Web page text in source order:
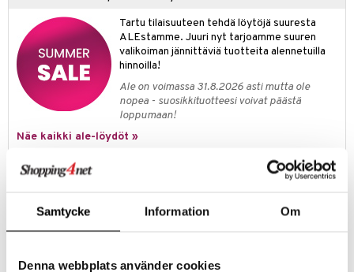
Samtycke Information Om
Denna webbplats använder cookies
Tartu tilaisuuteen tehdä löytöjä suuresta
ALEstamme. Juuri nyt tarjoamme suuren
valikoiman jännittäviä tuotteita alennetuilla
hinnoilla!
Ale on voimassa 31.8.2026 asti mutta ole
nopea - suosikkituotteesi voivat päästä
loppumaan!
Näe kaikki ale-löydöt »
Saatavana eri värisinä.
Korkeus: 27,5cm
& Peitot
& Korit
& Veistokset
Art
& Lyhdyt
& Hyllyt
& Koukut
& Korit
tekstiilit
& Tyynyliinat
& Peitot
hyönteissuoja
& Lyhdyt
& vastauksia